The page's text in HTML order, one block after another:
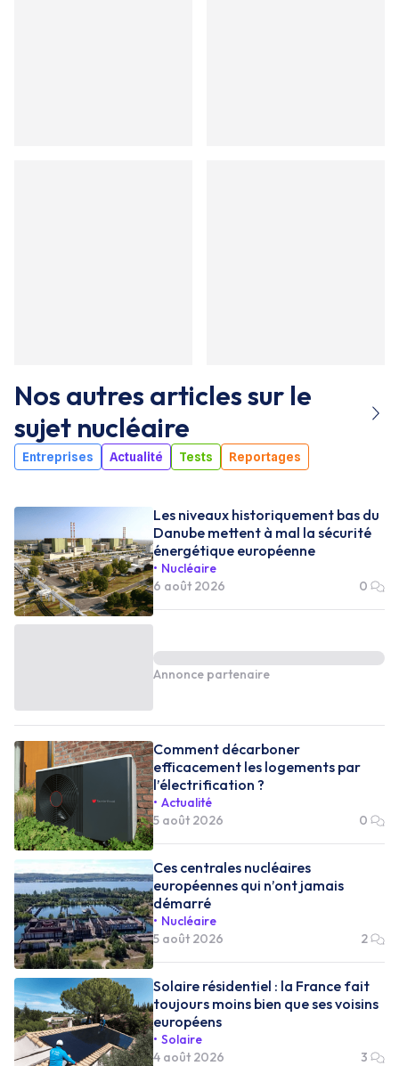
Nos autres articles sur le
sujet nucléaire
Entreprises Actualité Tests Reportages
Les niveaux historiquement bas du
Danube mettent à mal la sécurité
énergétique européenne
Nucléaire
6 août 2026
0
Annonce partenaire
Comment décarboner
efficacement les logements par
l’électrification ?
Actualité
5 août 2026
0
Ces centrales nucléaires
européennes qui n’ont jamais
démarré
Nucléaire
5 août 2026
2
Solaire résidentiel : la France fait
toujours moins bien que ses voisins
européens
Solaire
4 août 2026
3